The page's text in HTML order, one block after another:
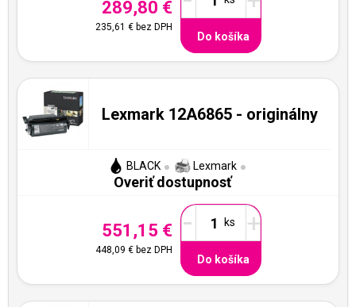
289,80 €
235,61 €bez DPH
Do košíka
Lexmark 12A6865 - originálny
BLACK Lexmark
Overiť dostupnosť
551,15 €
448,09 €bez DPH
- +
Do košíka